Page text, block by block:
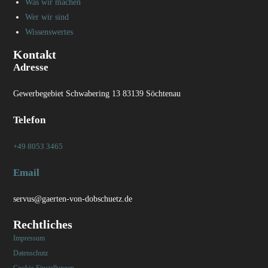
Was wir machen
Wer wir sind
Wissenswertes
Kontakt
Adresse
Gewerbegebiet Schwabering 13 83139 Söchtenau
Telefon
+49 8053 3465
Email
servus@gaerten-von-dobschuetz.de
Rechtliches
Impressum
Datenschutz